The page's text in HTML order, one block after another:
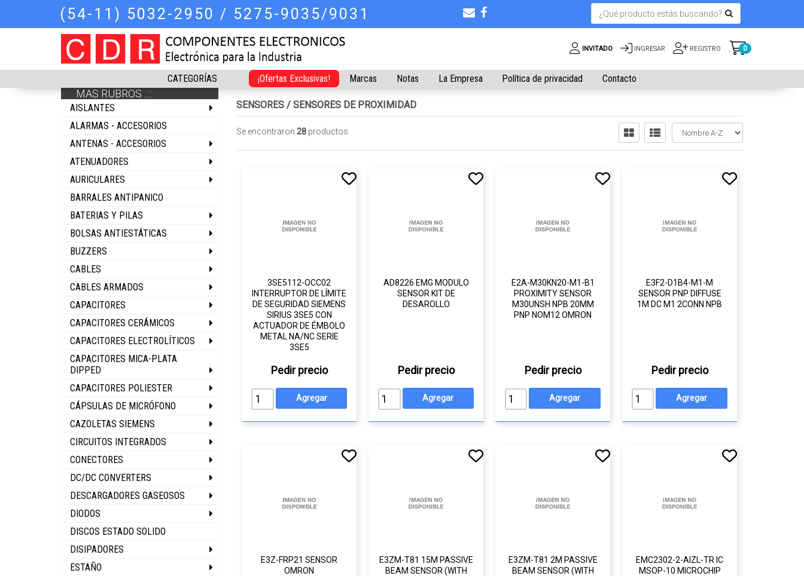
(54-11) 5032-2950 / 5275-9035/9031
INVITADO INGRESAR REGISTRO 0
CATEGORÍAS ¡Ofertas Exclusivas! Marcas Notas La Empresa Política de privacidad Contacto
MAS RUBROS ..::
AISLANTES
ALARMAS - ACCESORIOS
ANTENAS - ACCESORIOS
ATENUADORES
AURICULARES
BARRALES ANTIPANICO
BATERIAS Y PILAS
BOLSAS ANTIESTÁTICAS
BUZZERS
CABLES
CABLES ARMADOS
CAPACITORES
CAPACITORES CERÁMICOS
CAPACITORES ELECTROLÍTICOS
CAPACITORES MICA-PLATA
DIPPED
CAPACITORES POLIESTER
CÁPSULAS DE MICRÓFONO
CAZOLETAS SIEMENS
CIRCUITOS INTEGRADOS
CONECTORES
DC/DC CONVERTERS
DESCARGADORES GASEOSOS
DIODOS
DISCOS ESTADO SOLIDO
DISIPADORES
ESTAÑO
SENSORES/ SENSORES DE PROXIMIDAD
Se encontraron 28 productos
3SE5112-OCC02
INTERRUPTOR DE LÍMITE
DE SEGURIDAD SIEMENS
SIRIUS 3SE5 CON
ACTUADOR DE ÉMBOLO
METAL NA/NC SERIE
3SE5
Pedir precio
AD8226 EMG MODULO
SENSOR KIT DE
DESAROLLO
Pedir precio
E2A-M30KN20-M1-B1
PROXIMITY SENSOR
M30UNSH NPB 20MM
PNP NOM12 OMRON
Pedir precio
E3F2-D1B4-M1-M
SENSOR PNP DIFFUSE
1M DC M1 2CONN NPB
Pedir precio
E3Z-FRP21 SENSOR
OMRON
E3ZM-T81 15M PASSIVE
BEAM SENSOR (WITH
E3ZM-T81 2M PASSIVE
BEAM SENSOR (WITH
EMC2302-2-AIZL-TR IC
MSOP-10 MICROCHIP